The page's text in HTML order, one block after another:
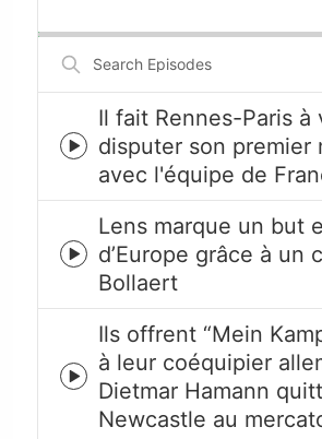
Search
Episodes
Episode
play
icon
Il fait Rennes-Paris à
disputer son premier
avec l'équipe de
Episode
play
icon
Lens marque un but
d’Europe grâce à un
Bollaert
Episode
play
icon
Ils offrent “Mein
à leur coéquipier
Dietmar Hamann
Newcastle au